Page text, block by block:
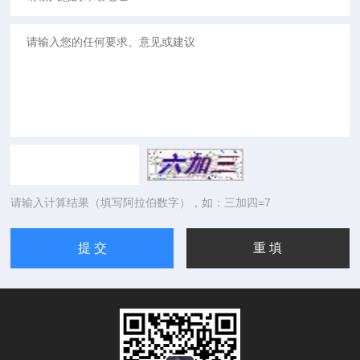
请输入计算结果（填写阿拉伯数字），如：三加四=7